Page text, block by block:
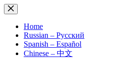
Skip
to
contentHome
Russian – Русский
Spanish – Español
Chinese – 中文